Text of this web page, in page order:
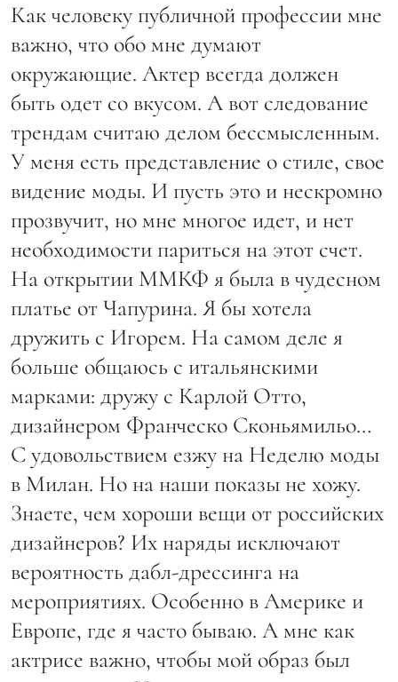
Как человеку публичной профессии мне
важно, что обо мне думают
окружающие. Актер всегда должен
быть одет со вкусом. А вот следование
трендам считаю делом бессмысленным.
У меня есть представление о стиле, свое
видение моды. И пусть это и нескромно
прозвучит, но мне многое идет, и нет
необходимости париться на этот счет.
На открытии ММКФ я была в чудесном
платье от Чапурина. Я бы хотела
дружить с Игорем. На самом деле я
больше общаюсь с итальянскими
марками: дружу с Карлой Отто,
дизайнером Франческо Сконьямильо…
С удовольствием езжу на Неделю моды
в Милан. Но на наши показы не хожу.
Знаете, чем хороши вещи от российских
дизайнеров? Их наряды исключают
вероятность дабл-дрессинга на
мероприятиях. Особенно в Америке и
Европе, где я часто бываю. А мне как
актрисе важно, чтобы мой образ был